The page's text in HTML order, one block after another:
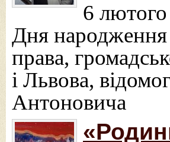
6
Дня народження
права,
і Львова,
Антоновича